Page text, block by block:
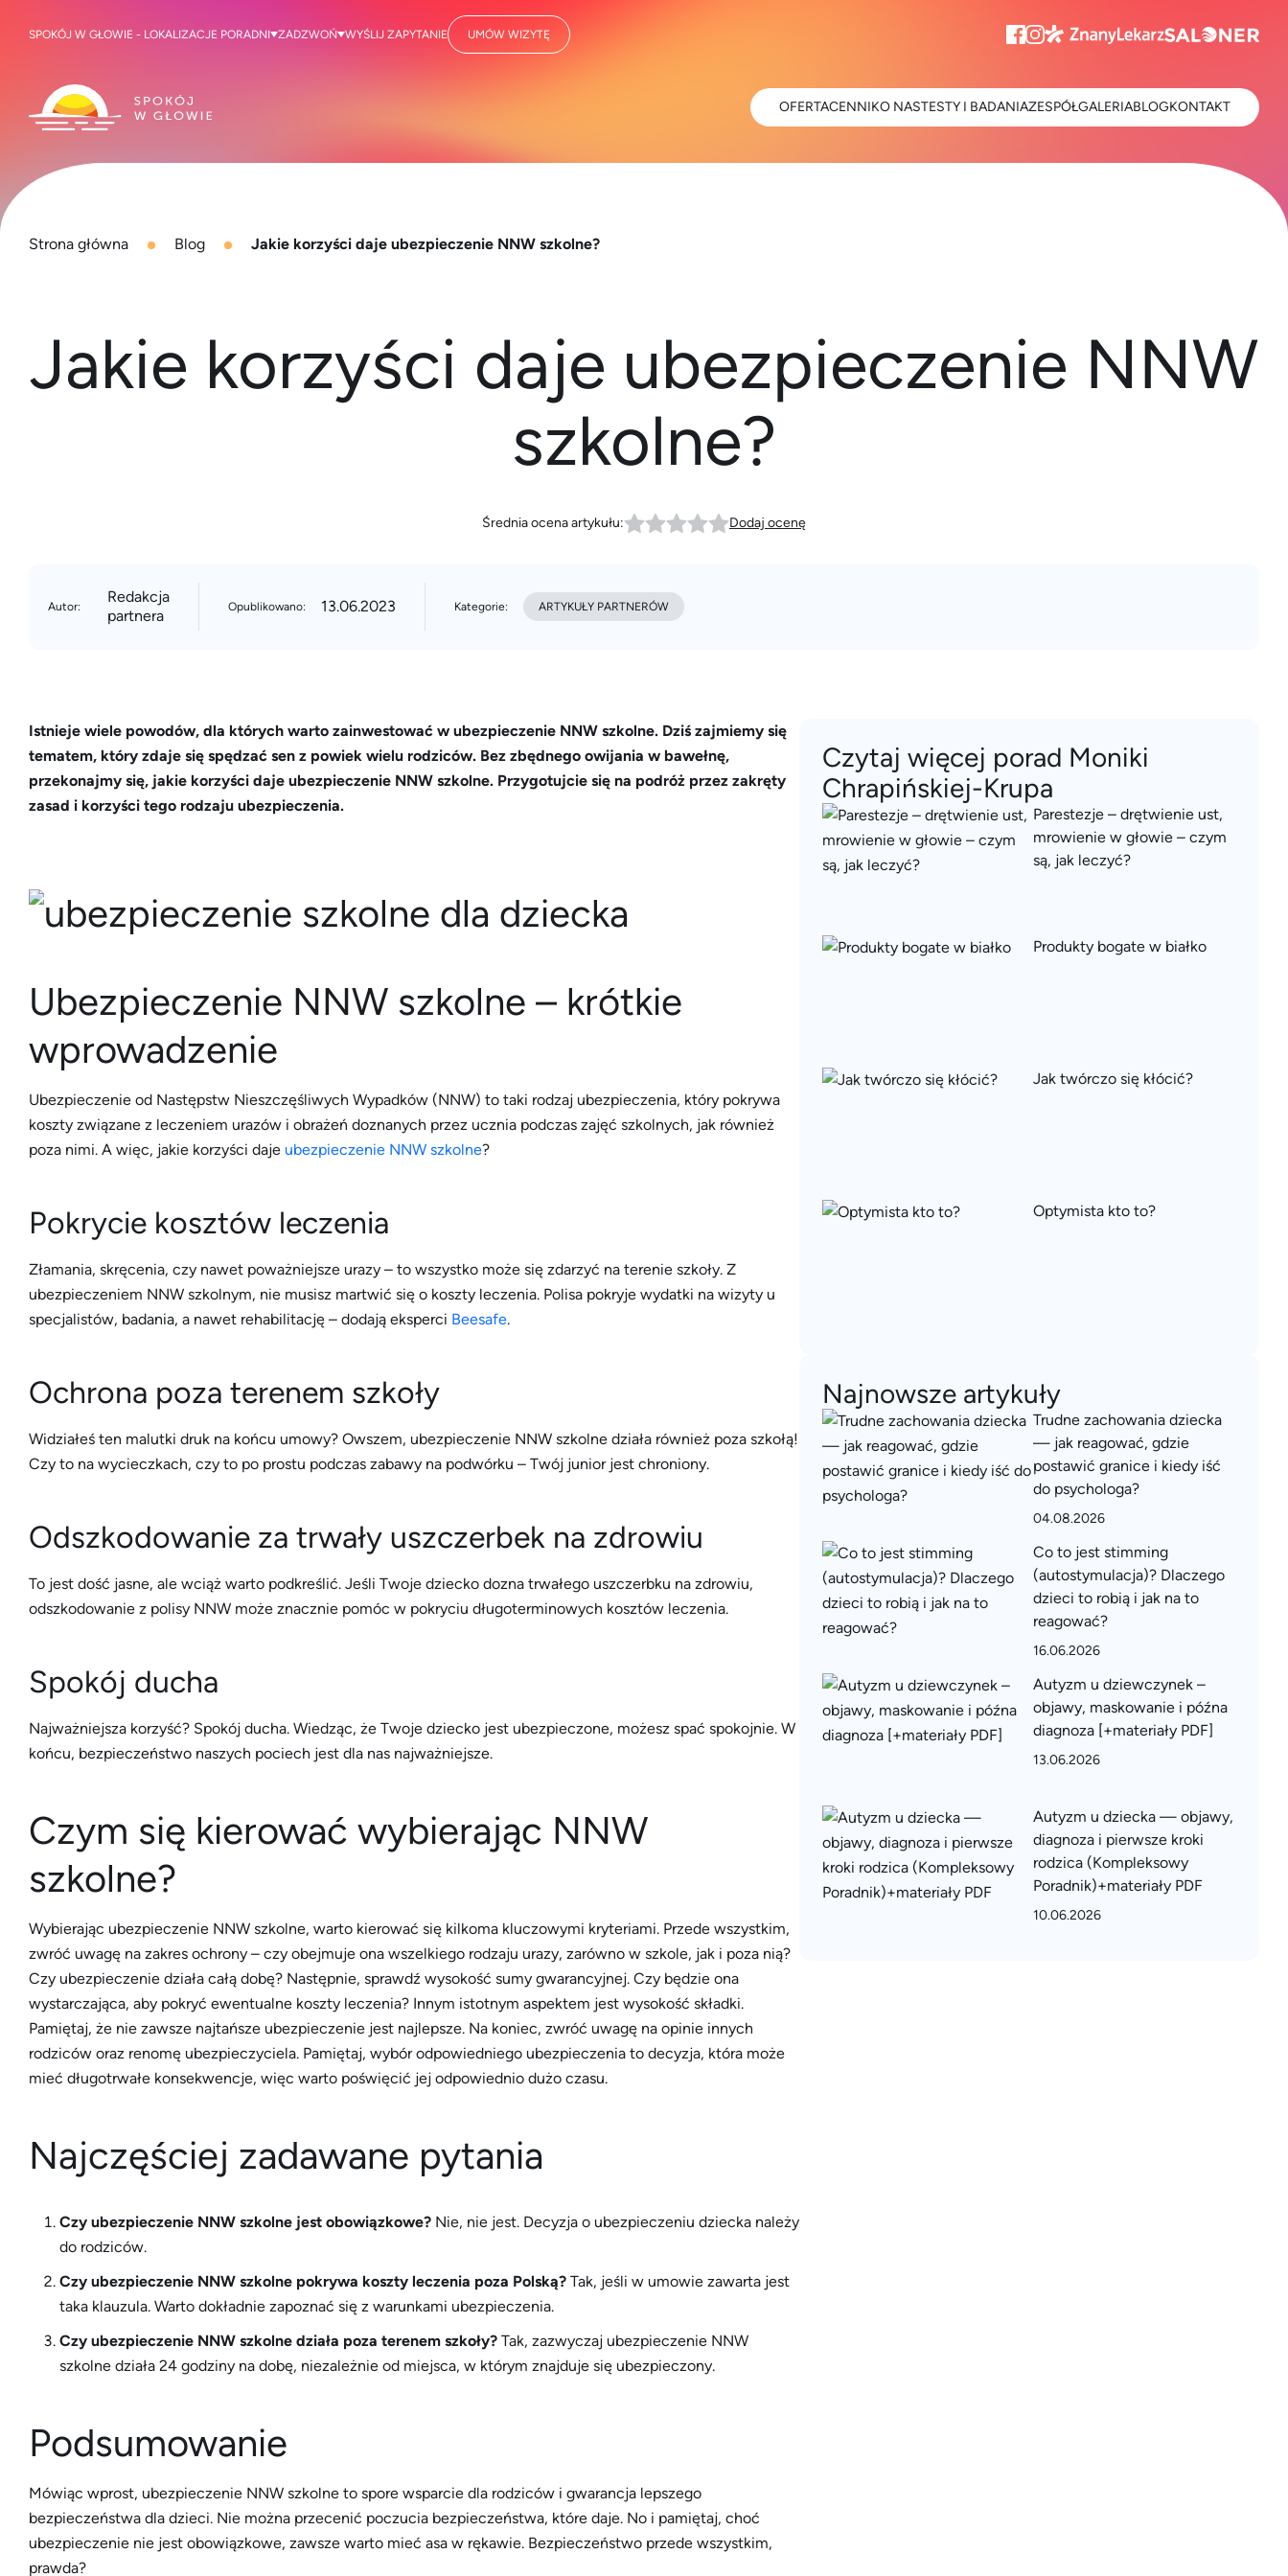
Strona główna Blog Jakie korzyści daje ubezpieczenie NNW szkolne?
Jakie korzyści daje ubezpieczenie NNW
szkolne?
Średnia ocena artykułu: Dodaj ocenę
Autor:
Redakcja
partnera
Opublikowano: 13.06.2023 Kategorie: ARTYKUŁY PARTNERÓW
Istnieje wiele powodów, dla których warto zainwestować w ubezpieczenie NNW szkolne. Dziś zajmiemy się
tematem, który zdaje się spędzać sen z powiek wielu rodziców. Bez zbędnego owijania w bawełnę,
przekonajmy się, jakie korzyści daje ubezpieczenie NNW szkolne. Przygotujcie się na podróż przez zakręty
zasad i korzyści tego rodzaju ubezpieczenia.
Ubezpieczenie NNW szkolne – krótkie
wprowadzenie
Ubezpieczenie od Następstw Nieszczęśliwych Wypadków (NNW) to taki rodzaj ubezpieczenia, który pokrywa
koszty związane z leczeniem urazów i obrażeń doznanych przez ucznia podczas zajęć szkolnych, jak również
poza nimi. A więc, jakie korzyści daje ubezpieczenie NNW szkolne?
Pokrycie kosztów leczenia
Złamania, skręcenia, czy nawet poważniejsze urazy – to wszystko może się zdarzyć na terenie szkoły. Z
ubezpieczeniem NNW szkolnym, nie musisz martwić się o koszty leczenia. Polisa pokryje wydatki na wizyty u
specjalistów, badania, a nawet rehabilitację – dodają eksperci Beesafe.
Ochrona poza terenem szkoły
Widziałeś ten malutki druk na końcu umowy? Owszem, ubezpieczenie NNW szkolne działa również poza szkołą!
Czy to na wycieczkach, czy to po prostu podczas zabawy na podwórku – Twój junior jest chroniony.
Odszkodowanie za trwały uszczerbek na zdrowiu
To jest dość jasne, ale wciąż warto podkreślić. Jeśli Twoje dziecko dozna trwałego uszczerbku na zdrowiu,
odszkodowanie z polisy NNW może znacznie pomóc w pokryciu długoterminowych kosztów leczenia.
Spokój ducha
Najważniejsza korzyść? Spokój ducha. Wiedząc, że Twoje dziecko jest ubezpieczone, możesz spać spokojnie. W
końcu, bezpieczeństwo naszych pociech jest dla nas najważniejsze.
Czym się kierować wybierając NNW
szkolne?
Wybierając ubezpieczenie NNW szkolne, warto kierować się kilkoma kluczowymi kryteriami. Przede wszystkim,
zwróć uwagę na zakres ochrony – czy obejmuje ona wszelkiego rodzaju urazy, zarówno w szkole, jak i poza nią?
Czy ubezpieczenie działa całą dobę? Następnie, sprawdź wysokość sumy gwarancyjnej. Czy będzie ona
wystarczająca, aby pokryć ewentualne koszty leczenia? Innym istotnym aspektem jest wysokość składki.
Pamiętaj, że nie zawsze najtańsze ubezpieczenie jest najlepsze. Na koniec, zwróć uwagę na opinie innych
rodziców oraz renomę ubezpieczyciela. Pamiętaj, wybór odpowiedniego ubezpieczenia to decyzja, która może
mieć długotrwałe konsekwencje, więc warto poświęcić jej odpowiednio dużo czasu.
Najczęściej zadawane pytania
Czy ubezpieczenie NNW szkolne jest obowiązkowe? Nie, nie jest. Decyzja o ubezpieczeniu dziecka należy
do rodziców.
Czy ubezpieczenie NNW szkolne pokrywa koszty leczenia poza Polską? Tak, jeśli w umowie zawarta jest
taka klauzula. Warto dokładnie zapoznać się z warunkami ubezpieczenia.
Czy ubezpieczenie NNW szkolne działa poza terenem szkoły? Tak, zazwyczaj ubezpieczenie NNW
szkolne działa 24 godziny na dobę, niezależnie od miejsca, w którym znajduje się ubezpieczony.
Podsumowanie
Mówiąc wprost, ubezpieczenie NNW szkolne to spore wsparcie dla rodziców i gwarancja lepszego
bezpieczeństwa dla dzieci. Nie można przecenić poczucia bezpieczeństwa, które daje. No i pamiętaj, choć
ubezpieczenie nie jest obowiązkowe, zawsze warto mieć asa w rękawie. Bezpieczeństwo przede wszystkim,
prawda?
Czytaj więcej porad Moniki
Chrapińskiej-Krupa
Parestezje – drętwienie ust,
mrowienie w głowie – czym
są, jak leczyć?
Produkty bogate w białko
Jak twórczo się kłócić?
Optymista kto to?
Najnowsze artykuły
Trudne zachowania dziecka
— jak reagować, gdzie
postawić granice i kiedy iść
do psychologa?
04.08.2026
Co to jest stimming
(autostymulacja)? Dlaczego
dzieci to robią i jak na to
reagować?
16.06.2026
Autyzm u dziewczynek –
objawy, maskowanie i późna
diagnoza [+materiały PDF]
13.06.2026
Autyzm u dziecka — objawy,
diagnoza i pierwsze kroki
rodzica (Kompleksowy
Poradnik)+materiały PDF
10.06.2026
SPOKÓJ W GŁOWIE - LOKALIZACJE PORADNI ZADZWOŃ WYŚLIJ ZAPYTANIE UMÓW WIZYTĘ
OFERTACENNIKO NASTESTY I BADANIAZESPÓŁGALERIABLOGKONTAKT